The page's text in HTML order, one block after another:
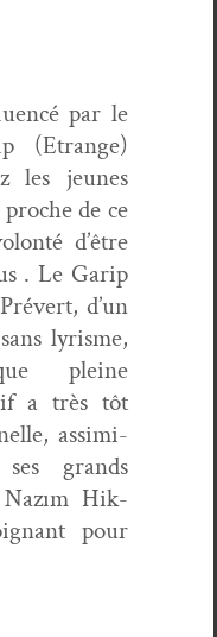
par le
(Etrange)
les jeunes
de ce
d’être
. Le Garip
d’un
lyrisme,
pleine
a très tôt
assim­i­
grands
Nazım Hik­
pour